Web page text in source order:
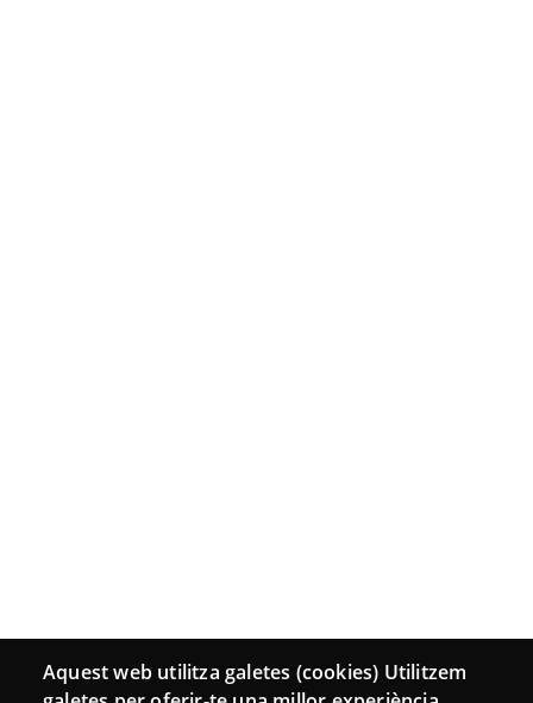
Aquest web utilitza galetes (cookies) Utilitzem